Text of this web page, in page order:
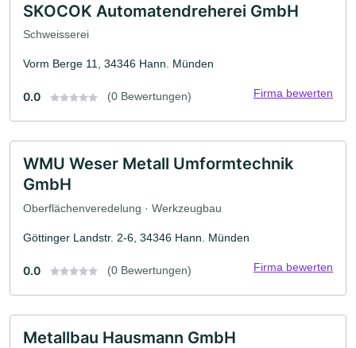
SKOCOK Automatendreherei GmbH
Schweisserei
Vorm Berge 11, 34346 Hann. Münden
0.0 (0 Bewertungen) Firma bewerten
WMU Weser Metall Umformtechnik
GmbH
Oberflächenveredelung · Werkzeugbau
Göttinger Landstr. 2-6, 34346 Hann. Münden
0.0 (0 Bewertungen) Firma bewerten
Metallbau Hausmann GmbH